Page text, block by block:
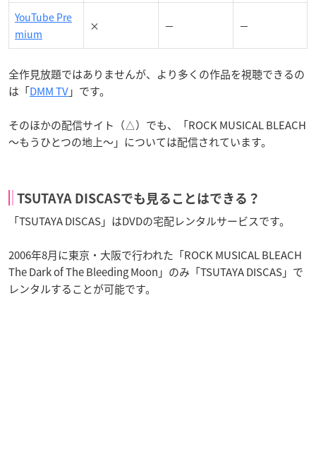
YouTube Pre
mium
× － －
全作見放題ではありませんが、より多くの作品を視聴できるの
は「DMM TV」です。
そのほかの配信サイト（△）でも、「ROCK MUSICAL BLEACH
〜もうひとつの地上〜」については配信されています。
TSUTAYA DISCASでも見ることはできる？
「TSUTAYA DISCAS」はDVDの宅配レンタルサービスです。
2006年8月に東京・大阪で行われた「ROCK MUSICAL BLEACH
The Dark of The Bleeding Moon」のみ「TSUTAYA DISCAS」で
レンタルすることが可能です。